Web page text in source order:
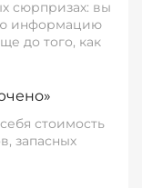
сюрпризах: вы
информацию
до того, как
стоимость
запасных